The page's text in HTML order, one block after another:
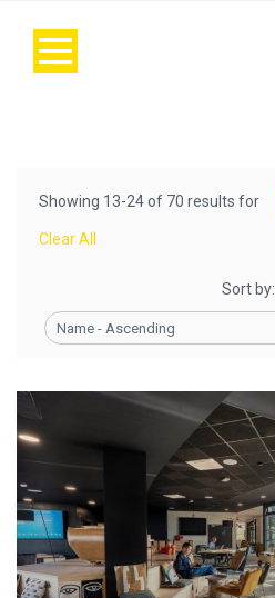
Showing 13-24 of 70 results for
Clear All
Sort by:
Name - Ascending